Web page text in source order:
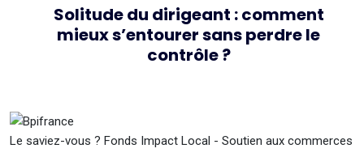
Solitude du dirigeant : comment
mieux s’entourer sans perdre le
contrôle ?
Le saviez-vous ? Fonds Impact Local - Soutien aux commerces